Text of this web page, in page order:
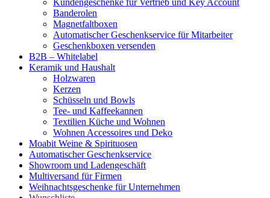
Banderolen
Magnetfaltboxen
Automatischer Geschenkservice für Mitarbeiter
Geschenkboxen versenden
B2B – Whitelabel
Keramik und Haushalt
Holzwaren
Kerzen
Schüsseln und Bowls
Tee- und Kaffeekannen
Textilien Küche und Wohnen
Wohnen Accessoires und Deko
Moabit Weine & Spirituosen
Automatischer Geschenkservice
Showroom und Ladengeschäft
Multiversand für Firmen
Weihnachtsgeschenke für Unternehmen